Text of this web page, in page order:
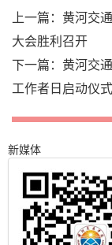
上一篇： 黄河交
大会胜利召开
下一篇： 黄河交
工作者日启动仪式
新媒体